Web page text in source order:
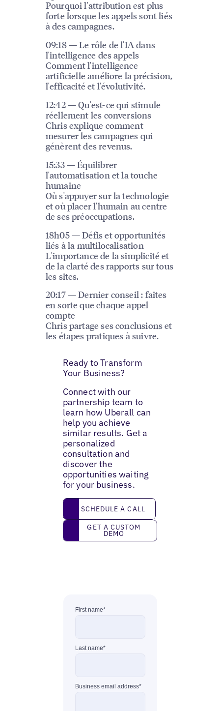
Pourquoi l'attribution est plus
forte lorsque les appels sont liés
à des campagnes.
09:18 — Le rôle de l'IA dans
l'intelligence des appels
Comment l'intelligence
artificielle améliore la précision,
l'efficacité et l'évolutivité.
12:42 — Qu'est-ce qui stimule
réellement les conversions
Chris explique comment
mesurer les campagnes qui
génèrent des revenus.
15:33 — Équilibrer
l'automatisation et la touche
humaine
Où s'appuyer sur la technologie
et où placer l'humain au centre
de ses préoccupations.
18h05 — Défis et opportunités
liés à la multilocalisation
L'importance de la simplicité et
de la clarté des rapports sur tous
les sites.
20:17 — Dernier conseil : faites
en sorte que chaque appel
compte
Chris partage ses conclusions et
les étapes pratiques à suivre.
Ready to Transform
Your Business?
Connect with our
partnership team to
learn how Uberall can
help you achieve
similar results. Get a
personalized
consultation and
discover the
opportunities waiting
for your business.
Schedule a call
SCHEDULE A CALL
Get a custom demo
GET A CUSTOM
DEMO